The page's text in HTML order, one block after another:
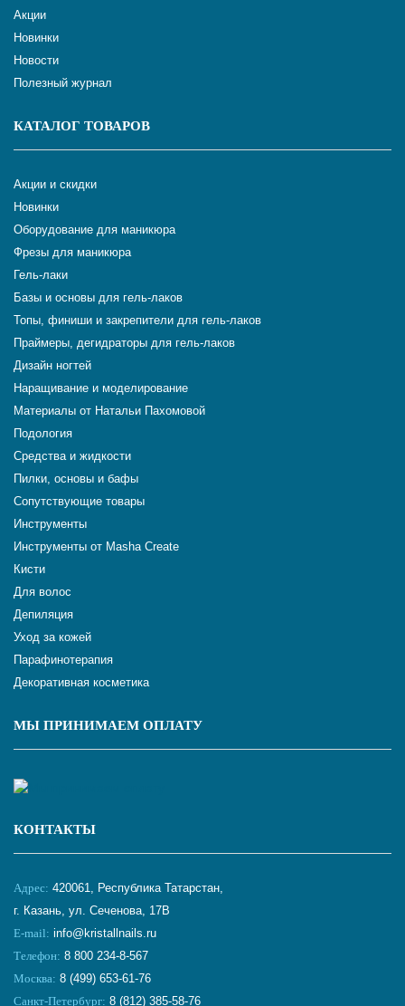
Акции
Новинки
Новости
Полезный журнал
КАТАЛОГ ТОВАРОВ
Акции и скидки
Новинки
Оборудование для маникюра
Фрезы для маникюра
Гель-лаки
Базы и основы для гель-лаков
Топы, финиши и закрепители для гель-лаков
Праймеры, дегидраторы для гель-лаков
Дизайн ногтей
Наращивание и моделирование
Материалы от Натальи Пахомовой
Подология
Средства и жидкости
Пилки, основы и бафы
Сопутствующие товары
Инструменты
Инструменты от Masha Create
Кисти
Для волос
Депиляция
Уход за кожей
Парафинотерапия
Декоративная косметика
МЫ ПРИНИМАЕМ ОПЛАТУ
КОНТАКТЫ
Адрес: 420061, Республика Татарстан,
г. Казань, ул. Сеченова, 17В
E-mail: info@kristallnails.ru
Телефон: 8 800 234-8-567
Москва: 8 (499) 653-61-76
Санкт-Петербург: 8 (812) 385-58-76